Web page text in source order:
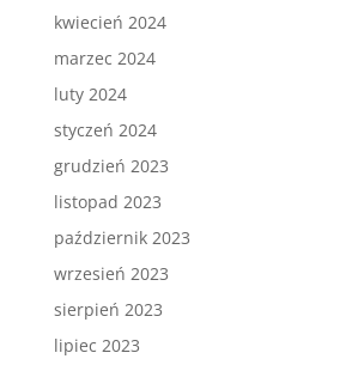
kwiecień 2024
marzec 2024
luty 2024
styczeń 2024
grudzień 2023
listopad 2023
październik 2023
wrzesień 2023
sierpień 2023
lipiec 2023